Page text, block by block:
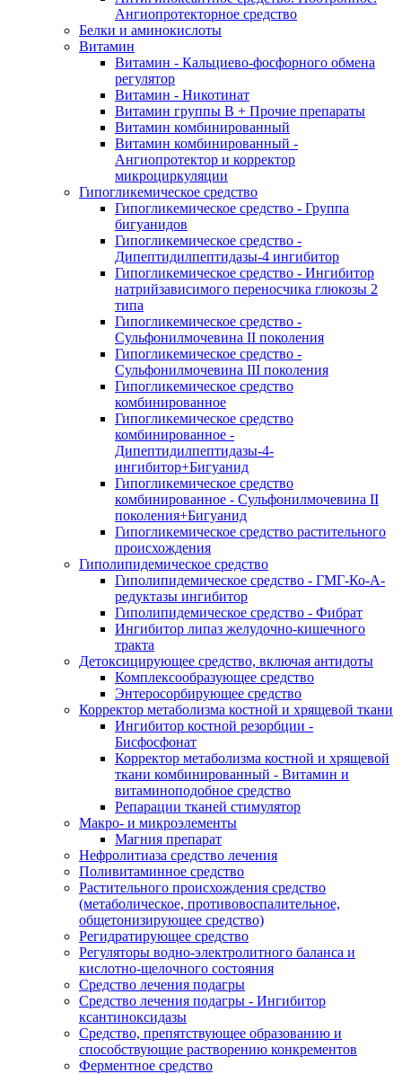
Ангиопротекторное средство
Белки и аминокислоты
Витамин
Витамин - Кальциево-фосфорного обмена
регулятор
Витамин - Никотинат
Витамин группы B + Прочие препараты
Витамин комбинированный
Витамин комбинированный -
Ангиопротектор и корректор
микроциркуляции
Гипогликемическое средство
Гипогликемическое средство - Группа
бигуанидов
Гипогликемическое средство -
Дипептидилпептидазы-4 ингибитор
Гипогликемическое средство - Ингибитор
натрийзависимого переносчика глюкозы 2
типа
Гипогликемическое средство -
Сульфонилмочевина II поколения
Гипогликемическое средство -
Сульфонилмочевина III поколения
Гипогликемическое средство
комбинированное
Гипогликемическое средство
комбинированное -
Дипептидилпептидазы-4-
ингибитор+Бигуанид
Гипогликемическое средство
комбинированное - Сульфонилмочевина II
поколения+Бигуанид
Гипогликемическое средство растительного
происхождения
Гиполипидемическое средство
Гиполипидемическое средство - ГМГ-Ко-А-
редуктазы ингибитор
Гиполипидемическое средство - Фибрат
Ингибитор липаз желудочно-кишечного
тракта
Детоксицирующее средство, включая антидоты
Комплексообразующее средство
Энтеросорбирующее средство
Корректор метаболизма костной и хрящевой ткани
Ингибитор костной резорбции -
Бисфосфонат
Корректор метаболизма костной и хрящевой
ткани комбинированный - Витамин и
витаминоподобное средство
Репарации тканей стимулятор
Макро- и микроэлементы
Магния препарат
Нефролитиаза средство лечения
Поливитаминное средство
Растительного происхождения средство
(метаболическое, противовоспалительное,
общетонизирующее средство)
Регидратирующее средство
Регуляторы водно-электролитного баланса и
кислотно-щелочного состояния
Средство лечения подагры
Средство лечения подагры - Ингибитор
ксантиноксидазы
Средство, препятствующее образованию и
способствующие растворению конкрементов
Ферментное средство